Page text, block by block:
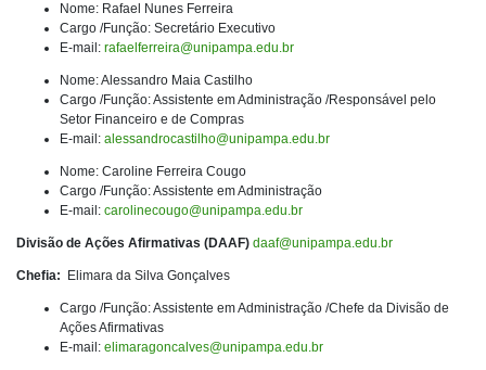
Nome: Rafael Nunes Ferreira
Cargo /Função: Secretário Executivo
E-mail: rafaelferreira@unipampa.edu.br
Nome: Alessandro Maia Castilho
Cargo /Função: Assistente em Administração /Responsável pelo
Setor Financeiro e de Compras
E-mail: alessandrocastilho@unipampa.edu.br
Nome: Caroline Ferreira Cougo
Cargo /Função: Assistente em Administração
E-mail: carolinecougo@unipampa.edu.br
Divisão de Ações Afirmativas (DAAF) daaf@unipampa.edu.br
Chefia: Elimara da Silva Gonçalves
Cargo /Função: Assistente em Administração /Chefe da Divisão de
Ações Afirmativas
E-mail: elimaragoncalves@unipampa.edu.br